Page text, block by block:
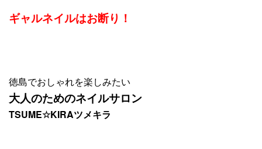
ギャルネイルはお断り！
徳島でおしゃれを楽しみたい
大人のためのネイルサロン
TSUME☆KIRAツメキラ